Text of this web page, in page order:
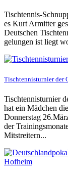
Tischtennis-
es Kurt Armitter
Deutschen
gelungen ist liegt
Tischtennisturnier der
Tischtennisturnier
hat ein Mädchen
Donnerstag
der
Mitstreitern...